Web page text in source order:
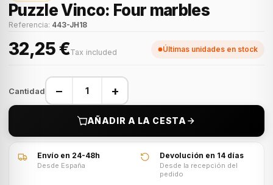
Puzzle Vinco: Four marbles
Referencia: 443-JH18
32,25 €Tax included Últimas unidades en stock
Cantidad − +
AÑADIR A LA CESTA
Envío en 24-48h
Desde España
Devolución en 14 días
Desde la recepción del
pedido